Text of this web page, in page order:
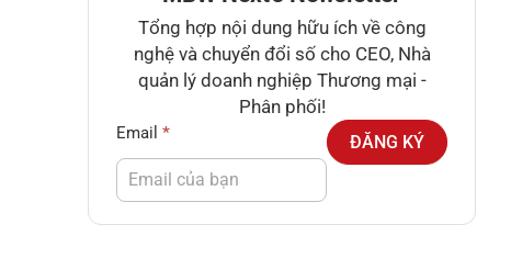
Tổng hợp nội dung hữu ích về công
nghệ và chuyển đổi số cho CEO, Nhà
quản lý doanh nghiệp Thương mại -
Phân phối!
Newsletter
Email * ĐĂNG KÝ